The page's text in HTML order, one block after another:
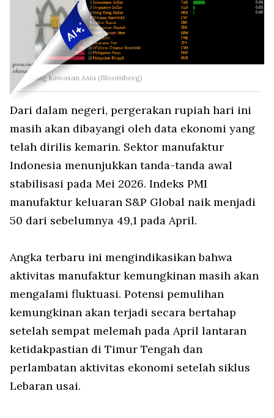
Mata uang kawasan Asia (Bloomberg)
Dari dalam negeri, pergerakan rupiah hari ini
masih akan dibayangi oleh data ekonomi yang
telah dirilis kemarin. Sektor manufaktur
Indonesia menunjukkan tanda-tanda awal
stabilisasi pada Mei 2026. Indeks PMI
manufaktur keluaran S&P Global naik menjadi
50 dari sebelumnya 49,1 pada April.
Angka terbaru ini mengindikasikan bahwa
aktivitas manufaktur kemungkinan masih akan
mengalami fluktuasi. Potensi pemulihan
kemungkinan akan terjadi secara bertahap
setelah sempat melemah pada April lantaran
ketidakpastian di Timur Tengah dan
perlambatan aktivitas ekonomi setelah siklus
Lebaran usai.